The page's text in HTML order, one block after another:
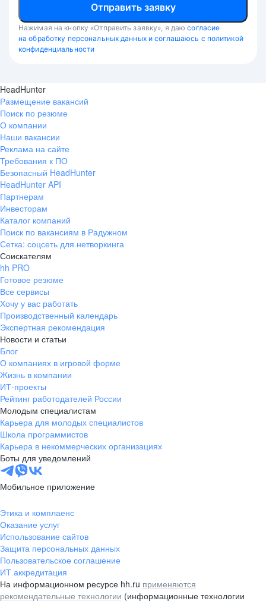
Отправить заявку
Нажимая на кнопку «Отправить заявку», я даю согласие
на обработку персональных данных и соглашаюсь с политикой
конфиденциальности
HeadHunter
Размещение вакансий
Поиск по резюме
О компании
Наши вакансии
Реклама на сайте
Требования к ПО
Безопасный HeadHunter
HeadHunter API
Партнерам
Инвесторам
Каталог компаний
Поиск по вакансиям в Радужном
Сетка: соцсеть для нетворкинга
Соискателям
hh PRO
Готовое резюме
Все сервисы
Хочу у вас работать
Производственный календарь
Экспертная рекомендация
Новости и статьи
Блог
О компаниях в игровой форме
Жизнь в компании
ИТ-проекты
Рейтинг работодателей России
Молодым специалистам
Карьера для молодых специалистов
Школа программистов
Карьера в некоммерческих организациях
Боты для уведомлений
Мобильное приложение
Этика и комплаенс
Оказание услуг
Использование сайтов
Защита персональных данных
Пользовательское соглашение
ИТ аккредитация
На информационном ресурсе hh.ru применяются
рекомендательные технологии (информационные технологии